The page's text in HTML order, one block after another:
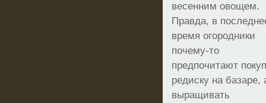
весенним овощем.
Правда, в
время огородники
почему-то
предпочитают
редиску на базаре,
выращивать